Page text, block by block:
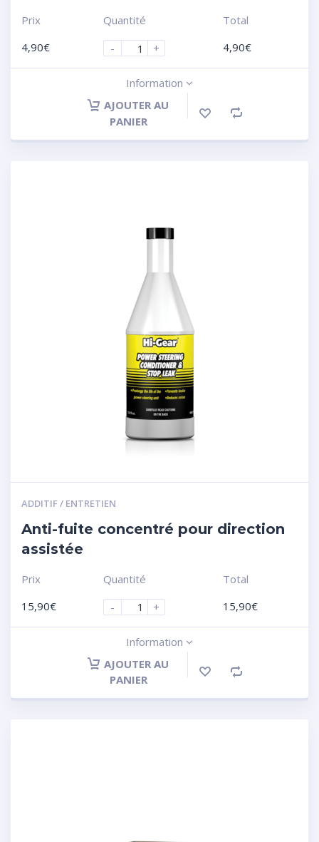
Prix
4,90€
Quantité
-
+
Total
4,90€
Information
AJOUTER AU
PANIER
ADDITIF / ENTRETIEN
Anti-fuite concentré pour direction
assistée
Prix
15,90€
Quantité
-
+
Total
15,90€
Information
AJOUTER AU
PANIER